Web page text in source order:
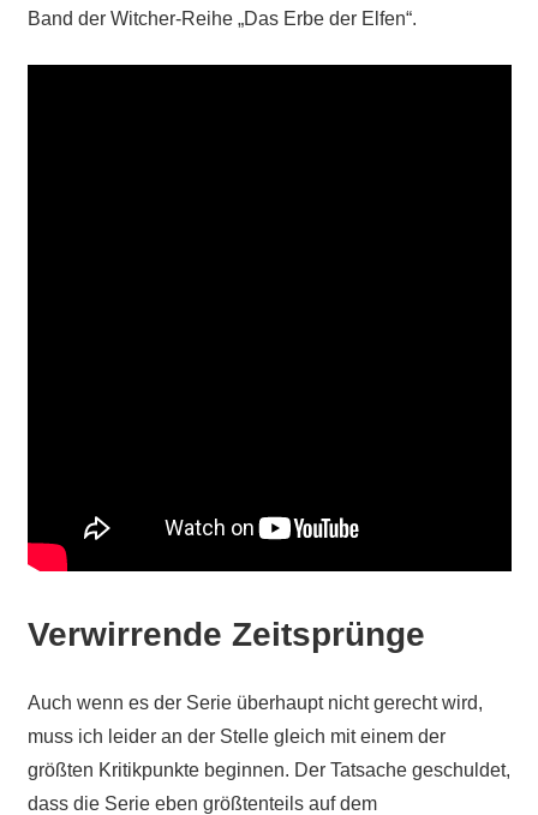
Band der Witcher-Reihe „Das Erbe der Elfen“.
Verwirrende Zeitsprünge
Auch wenn es der Serie überhaupt nicht gerecht wird,
muss ich leider an der Stelle gleich mit einem der
größten Kritikpunkte beginnen. Der Tatsache geschuldet,
dass die Serie eben größtenteils auf dem